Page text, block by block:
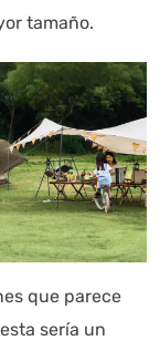
tamaño.
que parece
sería un